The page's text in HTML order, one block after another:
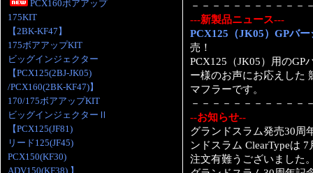
PCX160ボアアップ
175KIT
【2BK-KF47】
175ボアアップKIT
ビッグインジェクター
【PCX125(2BJ-JK05)
/PCX160(2BK-KF47)】
170/175ボアアップKIT
ビッグインジェクターⅡ
【PCX125(JF81)
リード125(JF45)
PCX150(KF30)
ADV150(KF38) 】
－－－－－－－－－－－
---新製品ニュース---
PCX125（JK05）GPバ
売！
PCX125（JK05）用のGP
ー様のお声にお応えした
マフラーです。
－－－－－－－－－－－
--お知らせ--
グランドスラム発売30周
ンドスラム ClearTypeは
注文有難うございました